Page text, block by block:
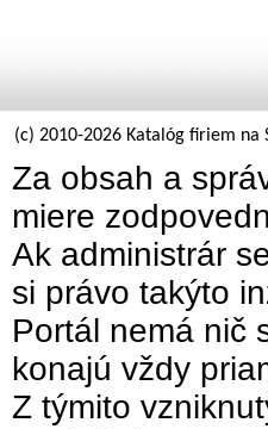
(c) 2010-2026 Katalóg firiem na
Za obsah a
miere
Ak administrár
si právo takýto
Portál nemá nič
konajú vždy
Z týmito